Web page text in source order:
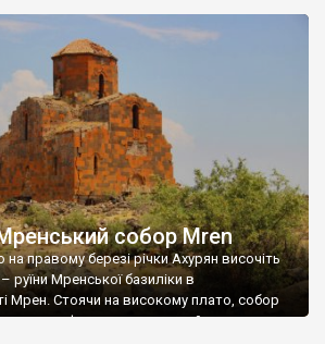
собор Mren
правому березі річки Ахурян височіть
руїни Мренської базиліки в
Мрен. Стоячи на високому плато, собор
з ландшафту, оточеного зруйнованими